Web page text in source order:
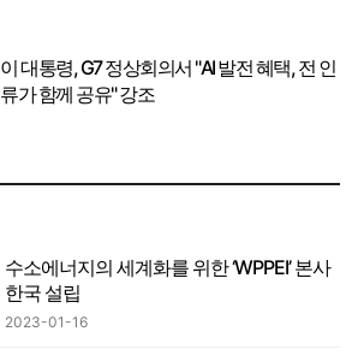
이 대통령, G7 정상회의서 "AI 발전 혜택, 전 인
류가 함께 공유" 강조
수소에너지의 세계화를 위한 ‘WPPEI’ 본사
한국 설립
2023-01-16